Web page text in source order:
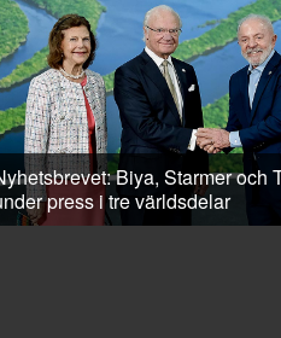
Biya, Starmer och
press i tre världsdelar